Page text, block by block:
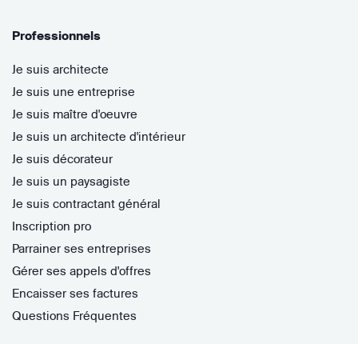
Professionnels
Je suis architecte
Je suis une entreprise
Je suis maître d'oeuvre
Je suis un architecte d'intérieur
Je suis décorateur
Je suis un paysagiste
Je suis contractant général
Inscription pro
Parrainer ses entreprises
Gérer ses appels d'offres
Encaisser ses factures
Questions Fréquentes